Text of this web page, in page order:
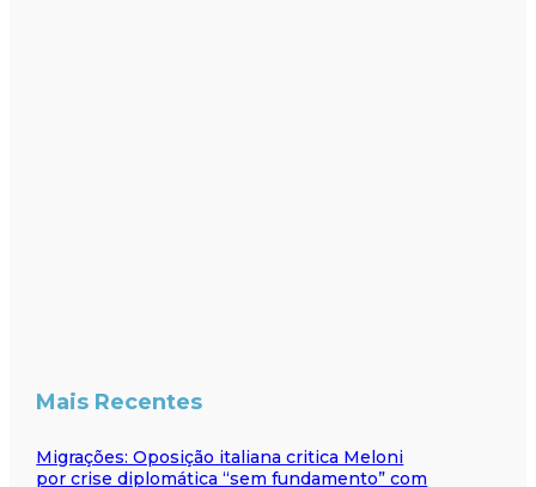
Mais Recentes
Migrações: Oposição italiana critica Meloni
por crise diplomática “sem fundamento” com